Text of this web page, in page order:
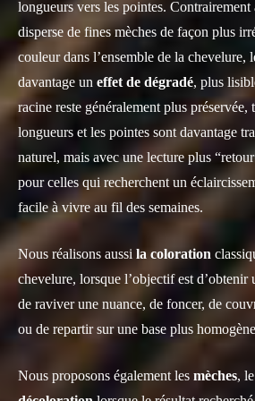
longueurs vers les pointes.
disperse de fines mèches de façon plus
couleur dans l’ensemble de la chevelure,
davantage un effet de dégradé, plus
racine reste généralement plus préservée,
longueurs et les pointes sont davantage
naturel, mais avec une lecture plus
pour celles qui recherchent un
facile à vivre au fil des semaines.
Nous réalisons aussi la coloration
chevelure, lorsque l’objectif est
de raviver une nuance, de foncer, de
ou de repartir sur une base plus
Nous proposons également les mèches, le